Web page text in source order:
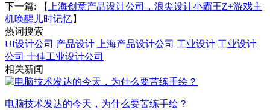
下一篇: 【
上海创意产品设计公司，浪尖设计小霸王Z+游戏主
机唤醒儿时记忆】
热词搜索
UI设计公司 产品设计 上海产品设计公司 工业设计 工业设计
公司 十佳工业设计公司
相关新闻
电脑技术发达的今天，为什么要苦练手绘？